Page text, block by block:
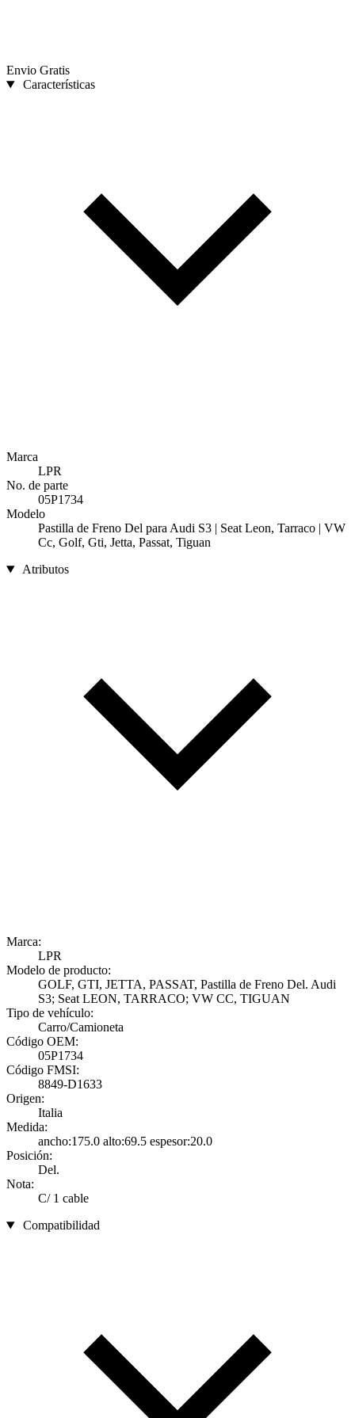
Envio Gratis
Características
Marca
LPR
No. de parte
05P1734
Modelo
Pastilla de Freno Del para Audi S3 | Seat Leon, Tarraco | VW
Cc, Golf, Gti, Jetta, Passat, Tiguan
Atributos
Marca:
LPR
Modelo de producto:
GOLF, GTI, JETTA, PASSAT, Pastilla de Freno Del. Audi
S3; Seat LEON, TARRACO; VW CC, TIGUAN
Tipo de vehículo:
Carro/Camioneta
Código OEM:
05P1734
Código FMSI:
8849-D1633
Origen:
Italia
Medida:
ancho:175.0 alto:69.5 espesor:20.0
Posición:
Del.
Nota:
C/ 1 cable
Compatibilidad